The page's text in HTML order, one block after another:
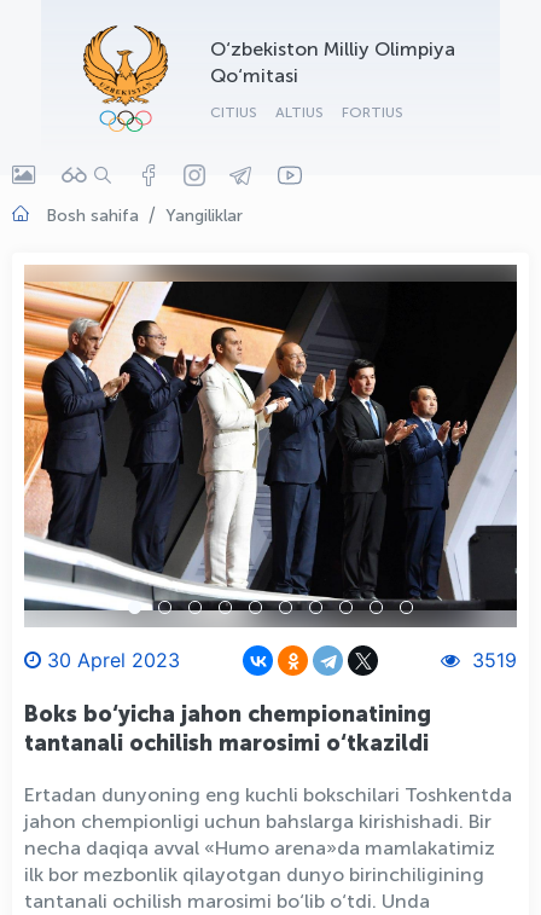
O‘zbekiston Milliy Olimpiya
Qo‘mitasi
CITIUS ALTIUS FORTIUS
Bosh sahifa Yangiliklar
30 Aprel 2023 3519
Boks bo‘yicha jahon chempionatining
tantanali ochilish marosimi o‘tkazildi
Ertadan dunyoning eng kuchli bokschilari Toshkentda
jahon chempionligi uchun bahslarga kirishishadi. Bir
necha daqiqa avval «Humo arena»da mamlakatimiz
ilk bor mezbonlik qilayotgan dunyo birinchiligining
tantanali ochilish marosimi bo‘lib o‘tdi. Unda
OLYMPCHIK AI - yordamchi
Onlayn · olympic.uz